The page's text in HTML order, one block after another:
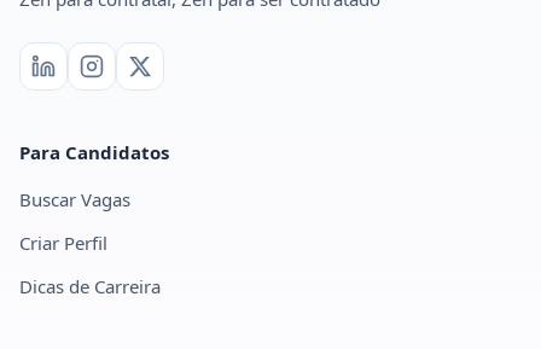
Para Candidatos
Buscar Vagas
Criar Perfil
Dicas de Carreira